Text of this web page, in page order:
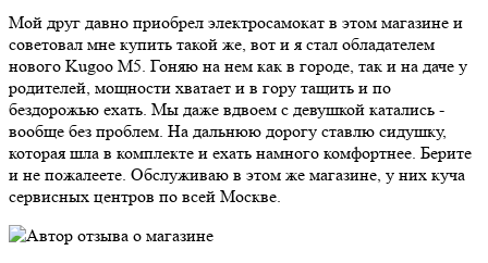
Мой друг давно приобрел электросамокат в этом магазине и
советовал мне купить такой же, вот и я стал обладателем
нового Kugoo M5. Гоняю на нем как в городе, так и на даче у
родителей, мощности хватает и в гору тащить и по
бездорожью ехать. Мы даже вдвоем с девушкой катались -
вообще без проблем. На дальнюю дорогу ставлю сидушку,
которая шла в комплекте и ехать намного комфортнее. Берите
и не пожалеете. Обслуживаю в этом же магазине, у них куча
сервисных центров по всей Москве.